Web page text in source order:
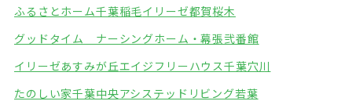
ふるさとホーム千葉稲毛イリーゼ都賀桜木
グッドタイム ナーシングホーム・幕張弐番館
イリーゼあすみが丘エイジフリーハウス千葉穴川
たのしい家千葉中央アシステッドリビング若葉